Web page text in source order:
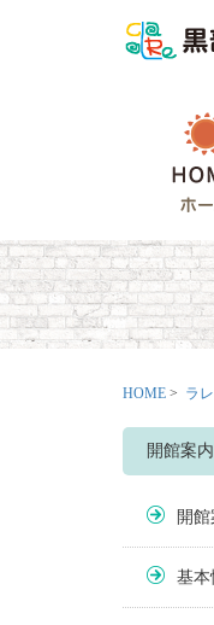
HOME > ラ
開館案内
開
基本